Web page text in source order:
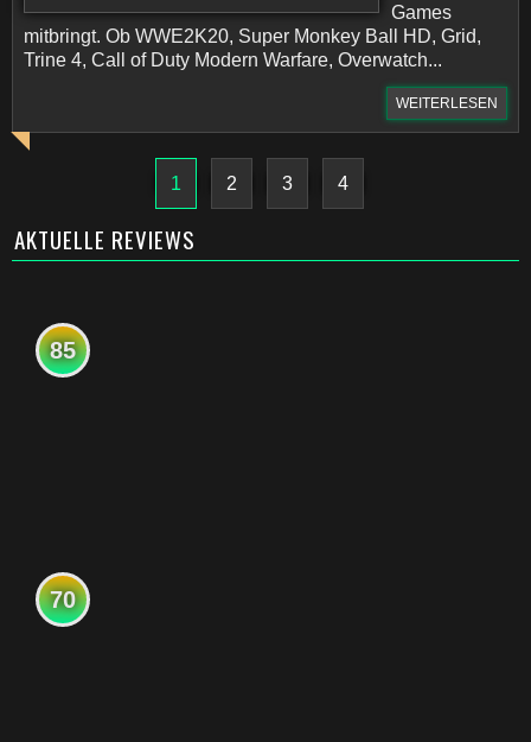
Games
mitbringt. Ob WWE2K20, Super Monkey Ball HD, Grid,
Trine 4, Call of Duty Modern Warfare, Overwatch...
WEITERLESEN
1 2 3 4
AKTUELLE REVIEWS
85
70